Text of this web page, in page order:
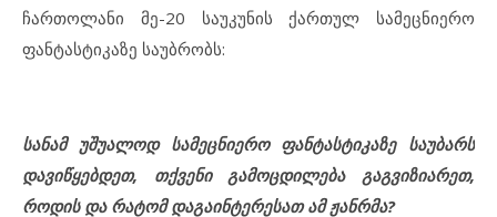
ჩართოლანი მე-20 საუკუნის ქართულ სამეცნიერო
ფანტასტიკაზე საუბრობს:
სანამ უშუალოდ სამეცნიერო ფანტასტიკაზე საუბარს
დავიწყებდეთ, თქვენი გამოცდილება გაგვიზიარეთ,
როდის და რატომ დაგაინტერესათ ამ ჟანრმა?